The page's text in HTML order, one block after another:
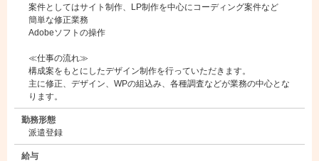
案件としてはサイト制作、LP制作を中心にコーディング案件など
簡単な修正業務
Adobeソフトの操作
≪仕事の流れ≫
構成案をもとにしたデザイン制作を行っていただきます。
主に修正、デザイン、WPの組込み、各種調査などが業務の中心とな
ります。
勤務形態
派遣登録
給与